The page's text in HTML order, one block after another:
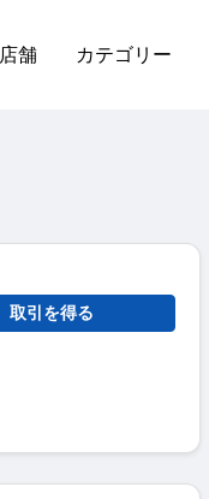
店舗 カテゴリー
取引を得る